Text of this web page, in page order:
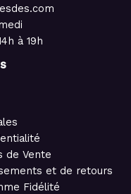
à 19h
de Vente
et de retours
Fidélité